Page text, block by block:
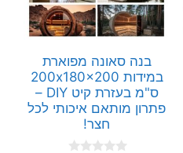
בנה סאונה מפוארת
במידות 200x180x200
ס"מ בעזרת קיט DIY –
פתרון מותאם איכותי לכל
חצר!